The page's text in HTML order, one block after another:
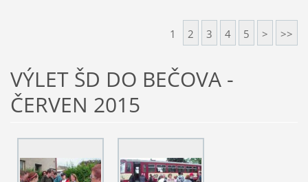
1 2 3 4 5 > >>
VÝLET ŠD DO BEČOVA -
ČERVEN 2015